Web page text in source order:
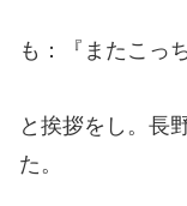
も：『またこっ
と挨拶をし。長
た。